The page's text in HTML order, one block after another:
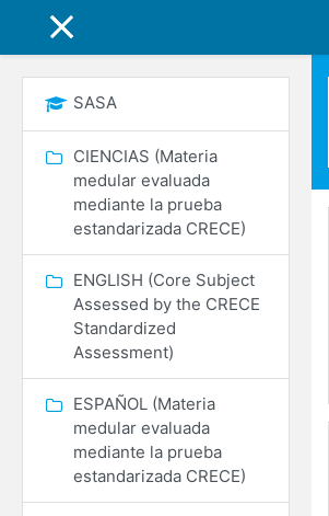
SIDE PANEL
SASA
CIENCIAS (Materia
medular evaluada
mediante la prueba
estandarizada CRECE)
ENGLISH (Core Subject
Assessed by the CRECE
Standardized
Assessment)
ESPAÑOL (Materia
medular evaluada
mediante la prueba
estandarizada CRECE)